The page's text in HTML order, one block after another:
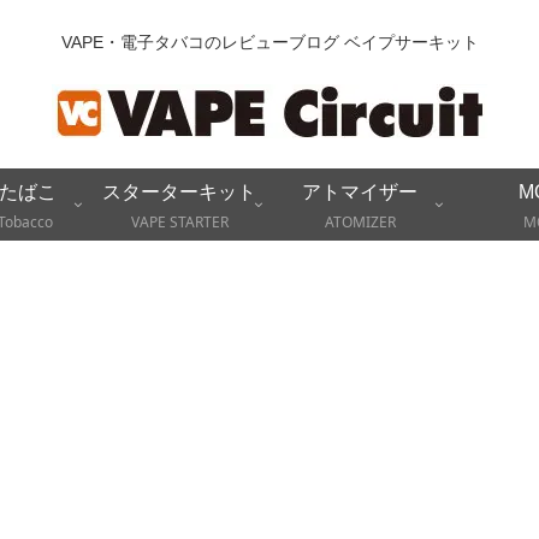
VAPE・電子タバコのレビューブログ ベイプサーキット
ばこ
スターターキット
VAPE STARTER
アトマイザー
ATOMIZER